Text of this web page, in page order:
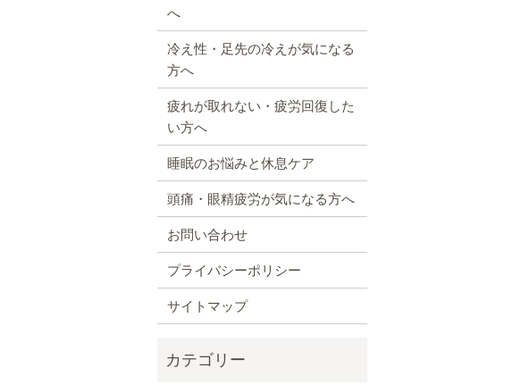
へ
冷え性・足先の冷えが気になる
方へ
疲れが取れない・疲労回復した
い方へ
睡眠のお悩みと休息ケア
頭痛・眼精疲労が気になる方へ
お問い合わせ
プライバシーポリシー
サイトマップ